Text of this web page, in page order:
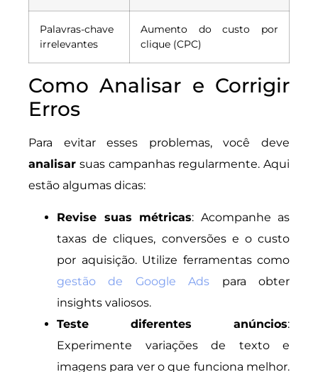
Palavras-chave
irrelevantes
Aumento do custo por
clique (CPC)
Como Analisar e Corrigir
Erros
Para evitar esses problemas, você deve
analisar suas campanhas regularmente. Aqui
estão algumas dicas:
Revise suas métricas: Acompanhe as
taxas de cliques, conversões e o custo
por aquisição. Utilize ferramentas como
gestão de Google Ads para obter
insights valiosos.
Teste diferentes anúncios:
Experimente variações de texto e
imagens para ver o que funciona melhor.